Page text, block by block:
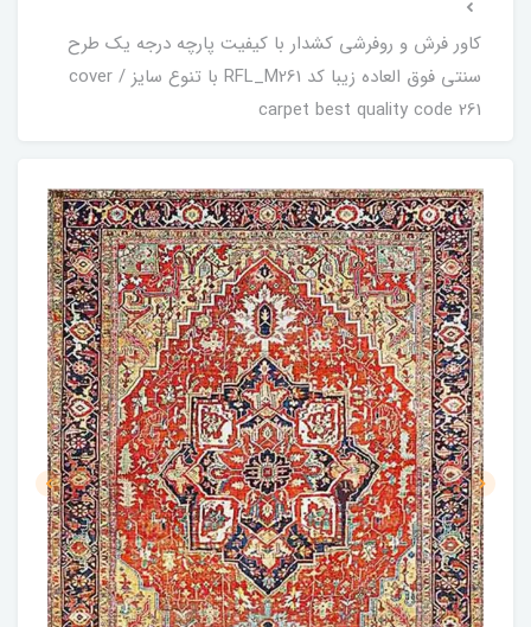
کاور فرش و روفرشی کشدار‌ با کیفیت پارچه درجه یک طرح
سنتی فوق العاده زیبا کد RFL_M261 با تنوع سایز / cover
carpet best quality code 261